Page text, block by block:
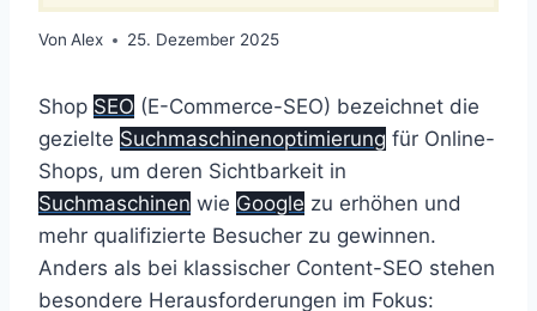
Von Alex 25. Dezember 2025
Shop SEO (E-Commerce-SEO) bezeichnet die
gezielte Suchmaschinenoptimierung für Online-
Shops, um deren Sichtbarkeit in
Suchmaschinen wie Google zu erhöhen und
mehr qualifizierte Besucher zu gewinnen.
Anders als bei klassischer Content-SEO stehen
besondere Herausforderungen im Fokus: